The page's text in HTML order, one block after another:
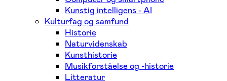
Kunstig intelligens - AI
Kulturfag og samfund
Historie
Naturvidenskab
Kunsthistorie
Musikforståelse og -historie
Litteratur